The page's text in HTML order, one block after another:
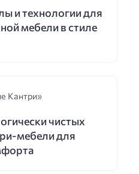
и технологии для
мебели в стиле
Кантри»
чистых
мебели для